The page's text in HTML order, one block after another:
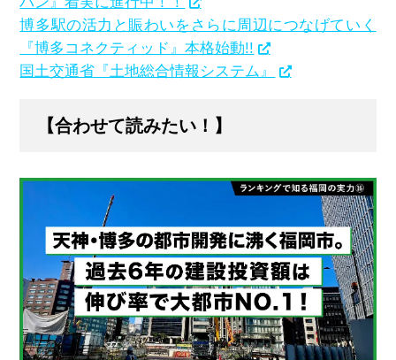
博多駅の活力と賑わいをさらに周辺につなげていく
『博多コネクティッド』本格始動!!
国土交通省『土地総合情報システム』
【合わせて読みたい！】